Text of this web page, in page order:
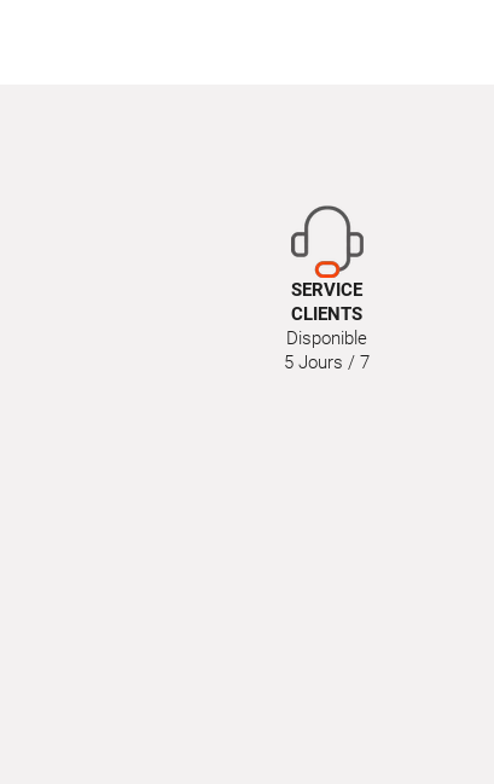
SERVICE
CLIENTS
Disponible
5 Jours / 7